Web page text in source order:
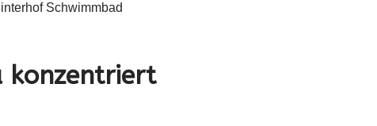
Schwimmbad
konzentriert